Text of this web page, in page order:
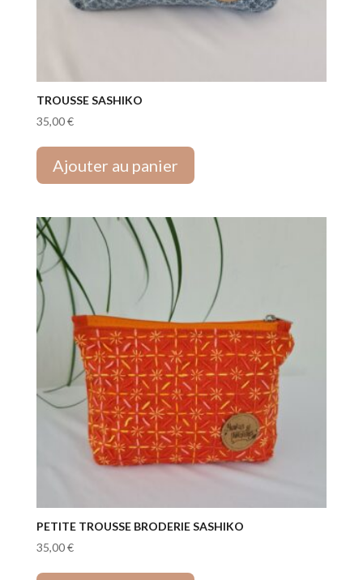
TROUSSE SASHIKO
35,00€
Ajouter au panier
PETITE TROUSSE BRODERIE SASHIKO
35,00€